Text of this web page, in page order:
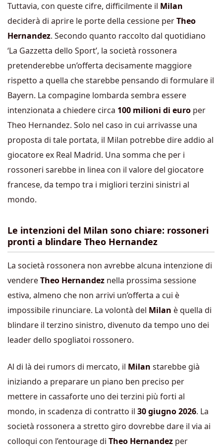
Tuttavia, con queste cifre, difficilmente il Milan
deciderà di aprire le porte della cessione perTheo
Hernandez. Secondo quanto raccolto dal quotidiano
‘La Gazzetta dello Sport’, la società rossonera
pretenderebbe un’offerta decisamente maggiore
rispetto a quella che starebbe pensando di formulare il
Bayern. La compagine lombarda sembra essere
intenzionata a chiedere circa 100 milioni di euro per
Theo Hernandez. Solo nel caso in cui arrivasse una
proposta di tale portata, il Milan potrebbe dire addio al
giocatore ex Real Madrid. Una somma che per i
rossoneri sarebbe in linea con il valore del giocatore
francese, da tempo tra i migliori terzini sinistri al
mondo.
Le intenzioni del Milan sono chiare: rossoneri
pronti a blindare Theo Hernandez
La società rossonera non avrebbe alcuna intenzione di
vendereTheo Hernandez nella prossima sessione
estiva, almeno che non arrivi un’offerta a cui è
impossibile rinunciare. La volontà del Milan è quella di
blindare il terzino sinistro, divenuto da tempo uno dei
leader dello spogliatoi rossonero.
Al di là dei rumors di mercato, il Milan starebbe già
iniziando a preparare un piano ben preciso per
mettere in cassaforte uno dei terzini più forti al
mondo, in scadenza di contratto il 30 giugno 2026. La
società rossonera a stretto giro dovrebbe dare il via ai
colloqui con l’entourage di Theo Hernandez per